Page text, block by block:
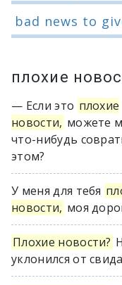
bad news to
плохие
— Если это плохие
новости, можете
что-нибудь
этом?
У меня для тебя
новости, моя
Плохие новости?
уклонился от